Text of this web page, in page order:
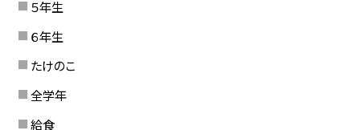
５年生
６年生
たけのこ
全学年
給食